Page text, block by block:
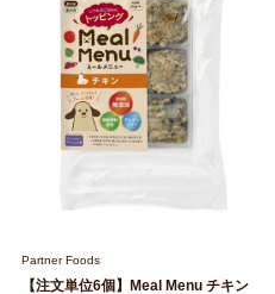
Partner Foods
【注文単位6個】Meal Menu チキン